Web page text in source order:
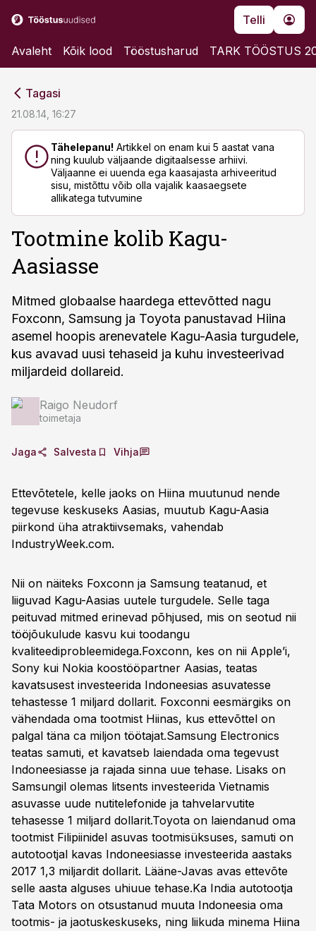
Telli
Avaleht Kõik lood Tööstusharud TARK TÖÖSTUS
Tagasi
21.08.14, 16:27
Tähelepanu! Artikkel on enam kui 5 aastat vana
ning kuulub väljaande digitaalsesse arhiivi.
Väljaanne ei uuenda ega kaasajasta arhiveeritud
sisu, mistõttu võib olla vajalik kaasaegsete
allikatega tutvumine
Tootmine kolib Kagu-
Aasiasse
Mitmed globaalse haardega ettevõtted nagu
Foxconn, Samsung ja Toyota panustavad Hiina
asemel hoopis arenevatele Kagu-Aasia turgudele,
kus avavad uusi tehaseid ja kuhu investeerivad
miljardeid dollareid.
Raigo Neudorf
toimetaja
Jaga Salvesta Vihja
Ettevõtetele, kelle jaoks on Hiina muutunud nende
tegevuse keskuseks Aasias, muutub Kagu-Aasia
piirkond üha atraktiivsemaks, vahendab
IndustryWeek.com.
Nii on näiteks Foxconn ja Samsung teatanud, et
liiguvad Kagu-Aasias uutele turgudele. Selle taga
peituvad mitmed erinevad põhjused, mis on seotud nii
tööjõukulude kasvu kui toodangu
kvaliteediprobleemidega.Foxconn, kes on nii Apple’i,
Sony kui Nokia koostööpartner Aasias, teatas
kavatsusest investeerida Indoneesias asuvatesse
tehastesse 1 miljard dollarit. Foxconni eesmärgiks on
vähendada oma tootmist Hiinas, kus ettevõttel on
palgal täna ca miljon töötajat.Samsung Electronics
teatas samuti, et kavatseb laiendada oma tegevust
Indoneesiasse ja rajada sinna uue tehase. Lisaks on
Samsungil olemas litsents investeerida Vietnamis
asuvasse uude nutitelefonide ja tahvelarvutite
tehasesse 1 miljard dollarit.Toyota on laiendanud oma
tootmist Filipiinidel asuvas tootmisüksuses, samuti on
autotootjal kavas Indoneesiasse investeerida aastaks
2017 1,3 miljardit dollarit. Lääne-Javas avas ettevõte
selle aasta alguses uhiuue tehase.Ka India autotootja
Tata Motors on otsustanud muuta Indoneesia oma
tootmis- ja jaotuskeskuseks, ning liikuda minema Hiina